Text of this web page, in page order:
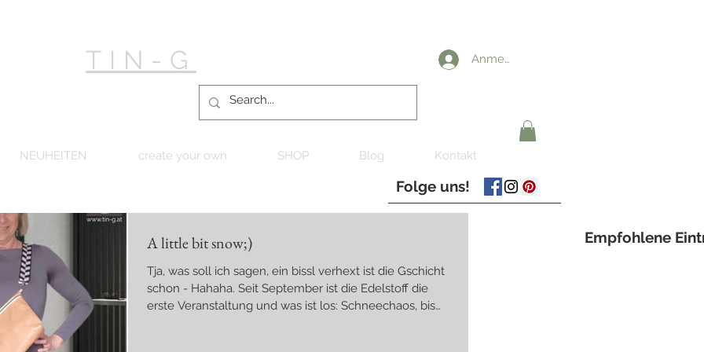
TIN-G Anmelden
NEUHEITEN create your own SHOP Blog Kontakt
Folge uns!
A little bit snow;)
Tja, was soll ich sagen, ein bissl verhext ist die Gschicht
schon - Hahaha. Seit September ist die Edelstoff die
erste Veranstaltung und was ist los: Schneechaos, bis
Empfohlene